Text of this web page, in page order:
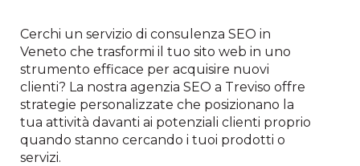
Cerchi un servizio di consulenza SEO in
Veneto che trasformi il tuo sito web in uno
strumento efficace per acquisire nuovi
clienti? La nostra agenzia SEO a Treviso offre
strategie personalizzate che posizionano la
tua attività davanti ai potenziali clienti proprio
quando stanno cercando i tuoi prodotti o
servizi.